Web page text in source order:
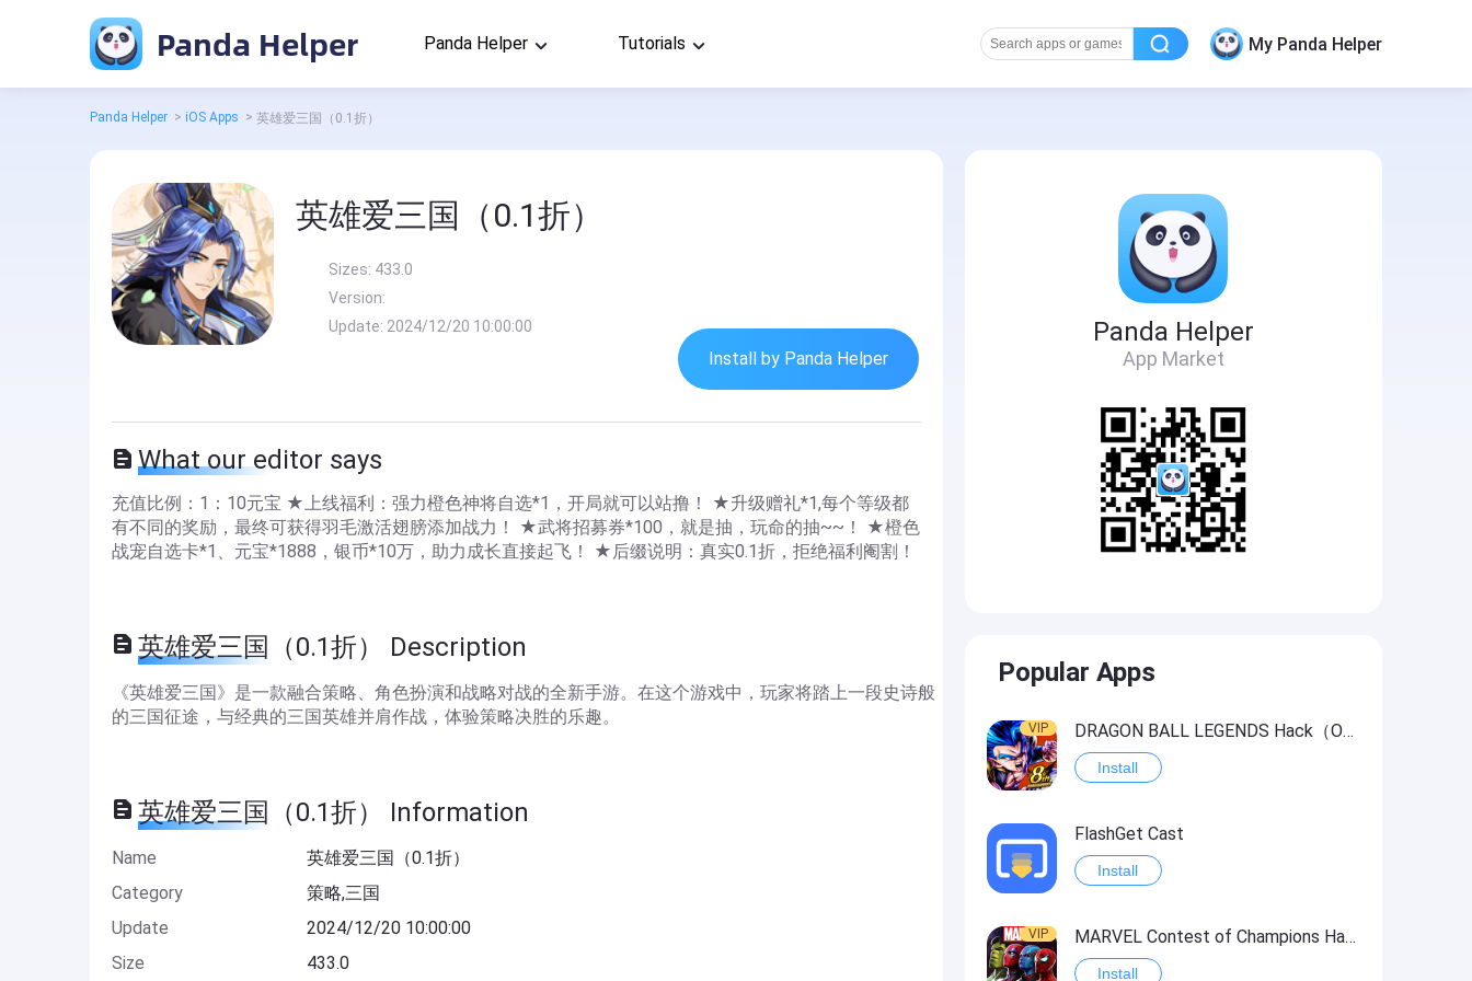
Panda Helper Panda Helper Tutorials My Panda Helper
Panda Helper > iOS Apps > 英雄爱三国（0.1折）
英雄爱三国（0.1折）
Sizes: 433.0
Version:
Update: 2024/12/20 10:00:00
Install by Panda Helper
What our editor says
充值比例：1：10元宝 ★上线福利：强力橙色神将自选*1，开局就可以站撸！ ★升级赠礼*1,每个等级都
有不同的奖励，最终可获得羽毛激活翅膀添加战力！ ★武将招募券*100，就是抽，玩命的抽~~！ ★橙色
战宠自选卡*1、元宝*1888，银币*10万，助力成长直接起飞！ ★后缀说明：真实0.1折，拒绝福利阉割！
英雄爱三国（0.1折） Description
《英雄爱三国》是一款融合策略、角色扮演和战略对战的全新手游。在这个游戏中，玩家将踏上一段史诗般
的三国征途，与经典的三国英雄并肩作战，体验策略决胜的乐趣。
英雄爱三国（0.1折） Information
Name
英雄爱三国（0.1折）
Category
策略,三国
Update
2024/12/20 10:00:00
Size
433.0
Panda Helper
App Market
Popular Apps
VIP DRAGON BALL LEGENDS Hack（OneHitKill）
Install
FlashGet Cast
Install
VIP MARVEL Contest of Champions Hack2
Install